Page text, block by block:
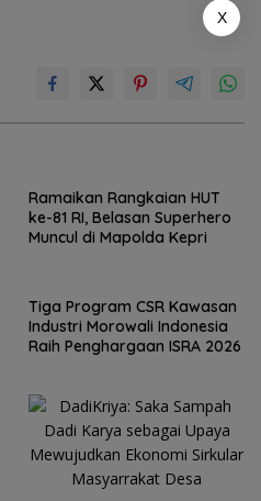
Ramaikan Rangkaian HUT
ke-81 RI, Belasan Superhero
Muncul di Mapolda Kepri
Tiga Program CSR Kawasan
Industri Morowali Indonesia
Raih Penghargaan ISRA 2026
X